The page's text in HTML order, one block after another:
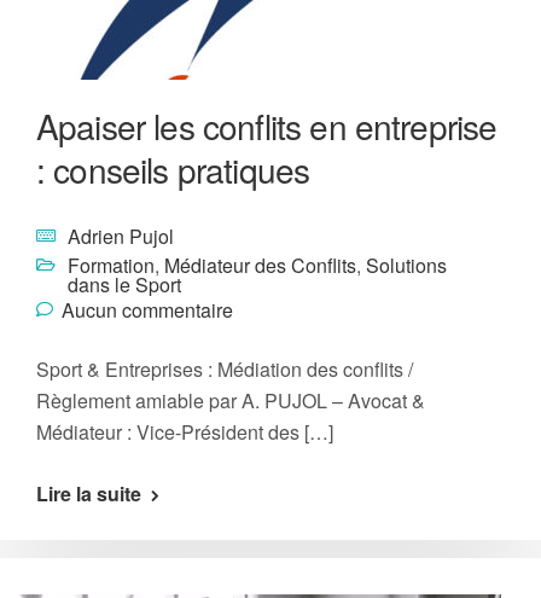
Apaiser les conflits en entreprise
: conseils pratiques
Adrien Pujol
Formation, Médiateur des Conflits, Solutions
dans le Sport
Aucun commentaire
Sport & Entreprises : Médiation des conflits /
Règlement amiable par A. PUJOL – Avocat &
Médiateur : Vice-Président des […]
Lire la suite